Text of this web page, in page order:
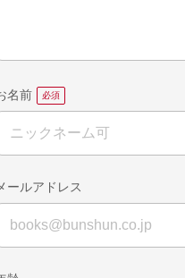
名前
ールアドレス